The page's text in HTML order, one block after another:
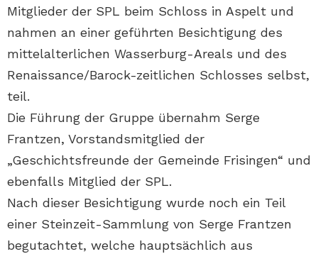
Mitglieder der SPL beim Schloss in Aspelt und
nahmen an einer geführten Besichtigung des
mittelalterlichen Wasserburg-Areals und des
Renaissance/Barock-zeitlichen Schlosses selbst,
teil.
Die Führung der Gruppe übernahm Serge
Frantzen, Vorstandsmitglied der
„Geschichtsfreunde der Gemeinde Frisingen“ und
ebenfalls Mitglied der SPL.
Nach dieser Besichtigung wurde noch ein Teil
einer Steinzeit-Sammlung von Serge Frantzen
begutachtet, welche hauptsächlich aus